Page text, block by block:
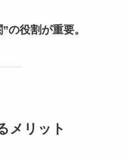
の役割が重要。
メリット